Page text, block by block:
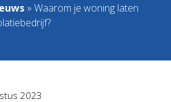
» Waarom je woning laten
2023